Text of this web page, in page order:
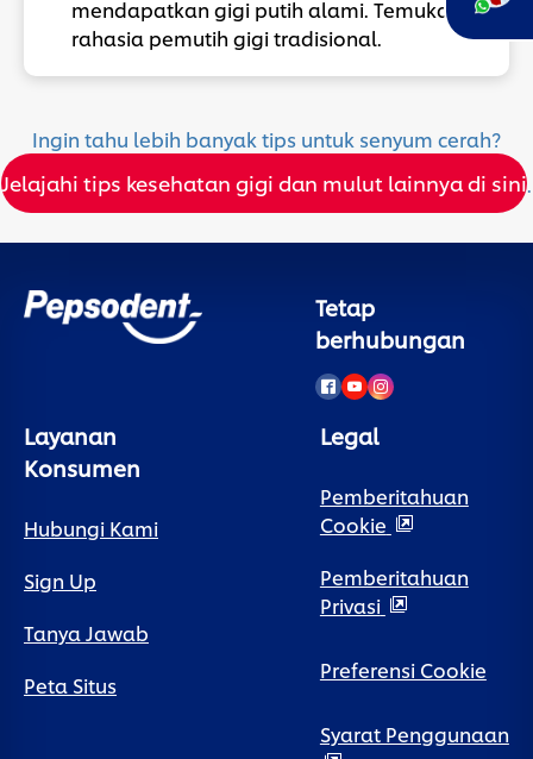
mendapatkan gigi putih alami. Temukan
rahasia pemutih gigi tradisional.
Ingin tahu lebih banyak tips untuk senyum cerah?
Jelajahi tips kesehatan gigi dan mulut lainnya di sini
Tetap
berhubungan
Layanan
Konsumen
Hubungi Kami
Sign Up
Tanya Jawab
Peta Situs
Legal
Pemberitahuan
Cookie
Pemberitahuan
Privasi
Preferensi Cookie
Syarat Penggunaan